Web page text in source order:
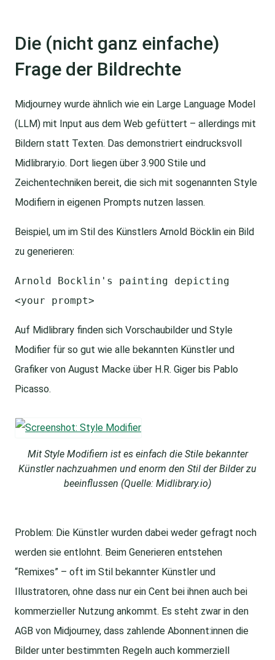
Die (nicht ganz einfache)
Frage der Bildrechte
Midjourney wurde ähnlich wie ein Large Language Model
(LLM) mit Input aus dem Web gefüttert – allerdings mit
Bildern statt Texten. Das demonstriert eindrucksvoll
Midlibrary.io. Dort liegen über 3.900 Stile und
Zeichentechniken bereit, die sich mit sogenannten Style
Modifiern in eigenen Prompts nutzen lassen.
Beispiel, um im Stil des Künstlers Arnold Böcklin ein Bild
zu generieren:
Arnold Bocklin's painting depicting
<your prompt>
Auf Midlibrary finden sich Vorschaubilder und Style
Modifier für so gut wie alle bekannten Künstler und
Grafiker von August Macke über H.R. Giger bis Pablo
Picasso.
Mit Style Modifiern ist es einfach die Stile bekannter
Künstler nachzuahmen und enorm den Stil der Bilder zu
beeinflussen (Quelle: Midlibrary.io)
Problem: Die Künstler wurden dabei weder gefragt noch
werden sie entlohnt. Beim Generieren entstehen
“Remixes” – oft im Stil bekannter Künstler und
Illustratoren, ohne dass nur ein Cent bei ihnen auch bei
kommerzieller Nutzung ankommt. Es steht zwar in den
AGB von Midjourney, dass zahlende Abonnent:innen die
Bilder unter bestimmten Regeln auch kommerziell